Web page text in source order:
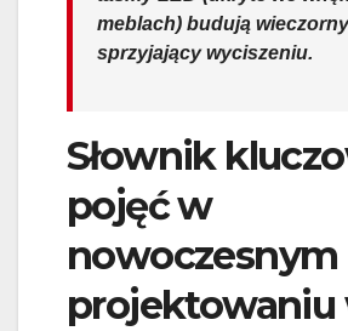
meblach) budują
sprzyjający wyciszeniu.
Słownik
pojęć w
nowoczesnym
projektowaniu